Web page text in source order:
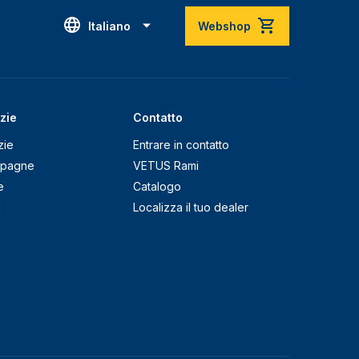
Italiano Webshop
Contatto
Entrare in contatto
VETUS Rami
Catalogo
Localizza il tuo dealer